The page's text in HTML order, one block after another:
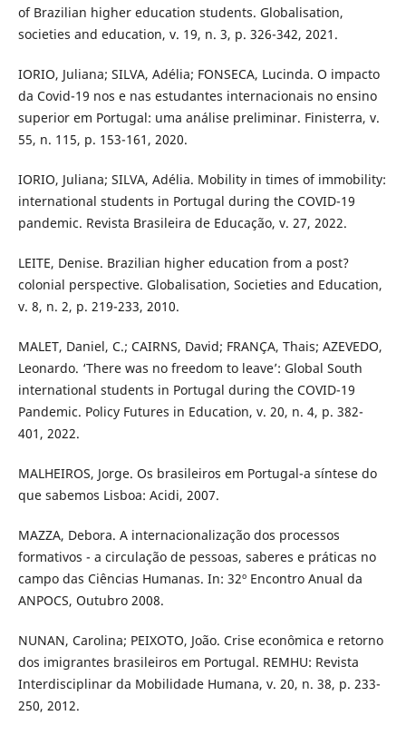
of Brazilian higher education students. Globalisation,
societies and education, v. 19, n. 3, p. 326-342, 2021.
IORIO, Juliana; SILVA, Adélia; FONSECA, Lucinda. O impacto
da Covid-19 nos e nas estudantes internacionais no ensino
superior em Portugal: uma análise preliminar. Finisterra, v.
55, n. 115, p. 153-161, 2020.
IORIO, Juliana; SILVA, Adélia. Mobility in times of immobility:
international students in Portugal during the COVID-19
pandemic. Revista Brasileira de Educação, v. 27, 2022.
LEITE, Denise. Brazilian higher education from a post?
colonial perspective. Globalisation, Societies and Education,
v. 8, n. 2, p. 219-233, 2010.
MALET, Daniel, C.; CAIRNS, David; FRANÇA, Thais; AZEVEDO,
Leonardo. ‘There was no freedom to leave’: Global South
international students in Portugal during the COVID-19
Pandemic. Policy Futures in Education, v. 20, n. 4, p. 382-
401, 2022.
MALHEIROS, Jorge. Os brasileiros em Portugal-a síntese do
que sabemos Lisboa: Acidi, 2007.
MAZZA, Debora. A internacionalização dos processos
formativos - a circulação de pessoas, saberes e práticas no
campo das Ciências Humanas. In: 32º Encontro Anual da
ANPOCS, Outubro 2008.
NUNAN, Carolina; PEIXOTO, João. Crise econômica e retorno
dos imigrantes brasileiros em Portugal. REMHU: Revista
Interdisciplinar da Mobilidade Humana, v. 20, n. 38, p. 233-
250, 2012.